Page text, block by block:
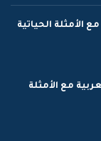
الأمثلة الحياتية
مع الأمثلة